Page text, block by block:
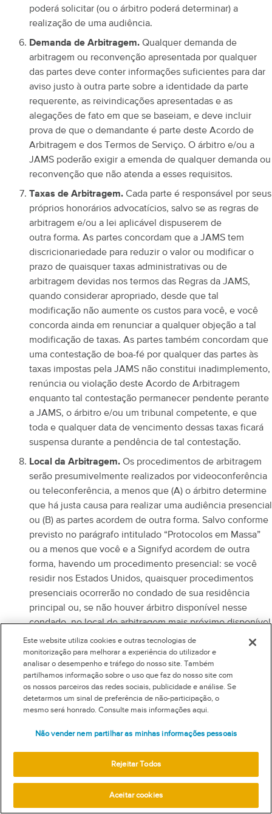
poderá solicitar (ou o árbitro poderá determinar) a
realização de uma audiência.
Demanda de Arbitragem. Qualquer demanda de
arbitragem ou reconvenção apresentada por qualquer
das partes deve conter informações suficientes para dar
aviso justo à outra parte sobre a identidade da parte
requerente, as reivindicações apresentadas e as
alegações de fato em que se baseiam, e deve incluir
prova de que o demandante é parte deste Acordo de
Arbitragem e dos Termos de Serviço. O árbitro e/ou a
JAMS poderão exigir a emenda de qualquer demanda ou
reconvenção que não atenda a esses requisitos.
Taxas de Arbitragem. Cada parte é responsável por seus
próprios honorários advocatícios, salvo se as regras de
arbitragem e/ou a lei aplicável dispuserem de
outra forma. As partes concordam que a JAMS tem
discricionariedade para reduzir o valor ou modificar o
prazo de quaisquer taxas administrativas ou de
arbitragem devidas nos termos das Regras da JAMS,
quando considerar apropriado, desde que tal
modificação não aumente os custos para você, e você
concorda ainda em renunciar a qualquer objeção a tal
modificação de taxas. As partes também concordam que
uma contestação de boa-fé por qualquer das partes às
taxas impostas pela JAMS não constitui inadimplemento,
renúncia ou violação deste Acordo de Arbitragem
enquanto tal contestação permanecer pendente perante
a JAMS, o árbitro e/ou um tribunal competente, e que
toda e qualquer data de vencimento dessas taxas ficará
suspensa durante a pendência de tal contestação.
Local da Arbitragem. Os procedimentos de arbitragem
serão presumivelmente realizados por videoconferência
ou teleconferência, a menos que (A) o árbitro determine
que há justa causa para realizar uma audiência presencial
ou (B) as partes acordem de outra forma. Salvo conforme
previsto no parágrafo intitulado “Protocolos em Massa”
ou a menos que você e a Signifyd acordem de outra
forma, havendo um procedimento presencial: se você
residir nos Estados Unidos, quaisquer procedimentos
presenciais ocorrerão no condado de sua residência
principal ou, se não houver árbitro disponível nesse
condado, no local de arbitragem mais próximo disponível
no estado; se você residir fora dos Estados Unidos, na
medida permitida em seu país, quaisquer procedimentos
presenciais ocorrerão no Condado de Santa Clara, no
Estado da Califórnia.
Protocolos em Massa (Mass Filings). Para aumentar a
eficiência da administração e resolução das arbitragens,
no caso de 100 ou mais demandas de arbitragem
substancialmente semelhantes fatos ou reivindicações e
que buscam a mesma ou substancialmente semelhante
Este website utiliza cookies e outras tecnologias de
monitorização para melhorar a experiência do utilizador e
analisar o desempenho e tráfego do nosso site. Também
partilhamos informação sobre o uso que faz do nosso site com
os nossos parceiros das redes sociais, publicidade e análise. Se
detetarmos um sinal de preferência de não-participação, o
mesmo será honrado. Consulte mais informações aqui.
Não vender nem partilhar as minhas informações pessoais
Rejeitar Todos
Aceitar cookies